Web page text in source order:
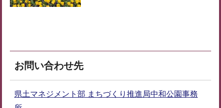
お問い合わせ先
県土マネジメント部 まちづくり推進局中和公園事務